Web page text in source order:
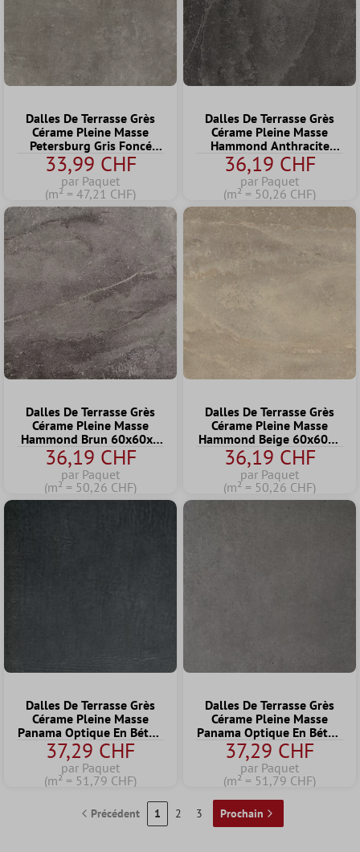
Dalles De Terrasse Grès
Cérame Pleine Masse
Petersburg Gris Foncé
60x60x2 cm
33,99 CHF
par Paquet
(m² = 47,21 CHF)
Dalles De Terrasse Grès
Cérame Pleine Masse
Hammond Anthracite
60x60x2 cm
36,19 CHF
par Paquet
(m² = 50,26 CHF)
Dalles De Terrasse Grès
Cérame Pleine Masse
Hammond Brun 60x60x2
cm
36,19 CHF
par Paquet
(m² = 50,26 CHF)
Dalles De Terrasse Grès
Cérame Pleine Masse
Hammond Beige 60x60x2
cm
36,19 CHF
par Paquet
(m² = 50,26 CHF)
Dalles De Terrasse Grès
Cérame Pleine Masse
Panama Optique En Béton
Anthracite 60x60x2 cm
37,29 CHF
par Paquet
(m² = 51,79 CHF)
Dalles De Terrasse Grès
Cérame Pleine Masse
Panama Optique En Béton
Gris Foncé 60x60x2 cm
37,29 CHF
par Paquet
(m² = 51,79 CHF)
Précédent 1 2 3 Prochain